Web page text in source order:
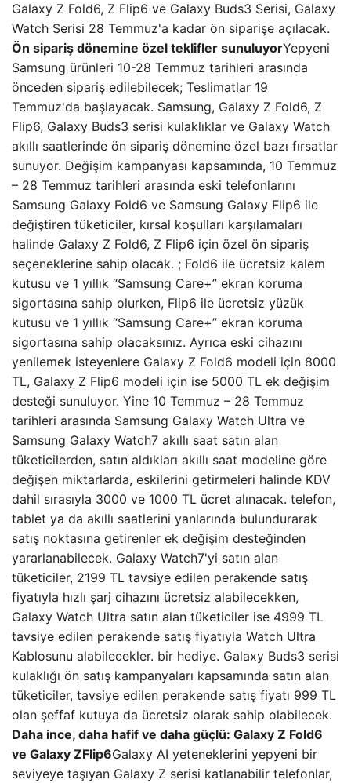
Galaxy Z Fold6, Z Flip6 ve Galaxy Buds3 Serisi, Galaxy
Watch Serisi 28 Temmuz'a kadar ön siparişe açılacak.
Ön sipariş dönemine özel teklifler sunuluyorYepyeni
Samsung ürünleri 10-28 Temmuz tarihleri ​​arasında
önceden sipariş edilebilecek; Teslimatlar 19
Temmuz'da başlayacak. Samsung, Galaxy Z Fold6, Z
Flip6, Galaxy Buds3 serisi kulaklıklar ve Galaxy Watch
akıllı saatlerinde ön sipariş dönemine özel bazı fırsatlar
sunuyor. Değişim kampanyası kapsamında, 10 Temmuz
– 28 Temmuz tarihleri ​​arasında eski telefonlarını
Samsung Galaxy Fold6 ve Samsung Galaxy Flip6 ile
değiştiren tüketiciler, kırsal koşulları karşılamaları
halinde Galaxy Z Fold6, Z Flip6 için özel ön sipariş
seçeneklerine sahip olacak. ; Fold6 ile ücretsiz kalem
kutusu ve 1 yıllık “Samsung Care+” ekran koruma
sigortasına sahip olurken, Flip6 ile ücretsiz yüzük
kutusu ve 1 yıllık “Samsung Care+” ekran koruma
sigortasına sahip olacaksınız. Ayrıca eski cihazını
yenilemek isteyenlere Galaxy Z Fold6 modeli için 8000
TL, Galaxy Z Flip6 modeli için ise 5000 TL ek değişim
desteği sunuluyor. Yine 10 Temmuz – 28 Temmuz
tarihleri ​​arasında Samsung Galaxy Watch Ultra ve
Samsung Galaxy Watch7 akıllı saat satın alan
tüketicilerden, satın aldıkları akıllı saat modeline göre
değişen miktarlarda, eskilerini getirmeleri halinde KDV
dahil sırasıyla 3000 ve 1000 TL ücret alınacak. telefon,
tablet ya da akıllı saatlerini yanlarında bulundurarak
satış noktasına getirenler ek değişim desteğinden
yararlanabilecek. Galaxy Watch7'yi satın alan
tüketiciler, 2199 TL tavsiye edilen perakende satış
fiyatıyla hızlı şarj cihazını ücretsiz alabilecekken,
Galaxy Watch Ultra satın alan tüketiciler ise 4999 TL
tavsiye edilen perakende satış fiyatıyla Watch Ultra
Kablosunu alabilecekler. bir hediye. Galaxy Buds3 serisi
kulaklığı ön satış kampanyaları kapsamında satın alan
tüketiciler, tavsiye edilen perakende satış fiyatı 999 TL
olan şeffaf kutuya da ücretsiz olarak sahip olabilecek.
Daha ince, daha hafif ve daha güçlü: Galaxy Z Fold6
ve Galaxy ZFlip6Galaxy AI yeteneklerini yepyeni bir
seviyeye taşıyan Galaxy Z serisi katlanabilir telefonlar,